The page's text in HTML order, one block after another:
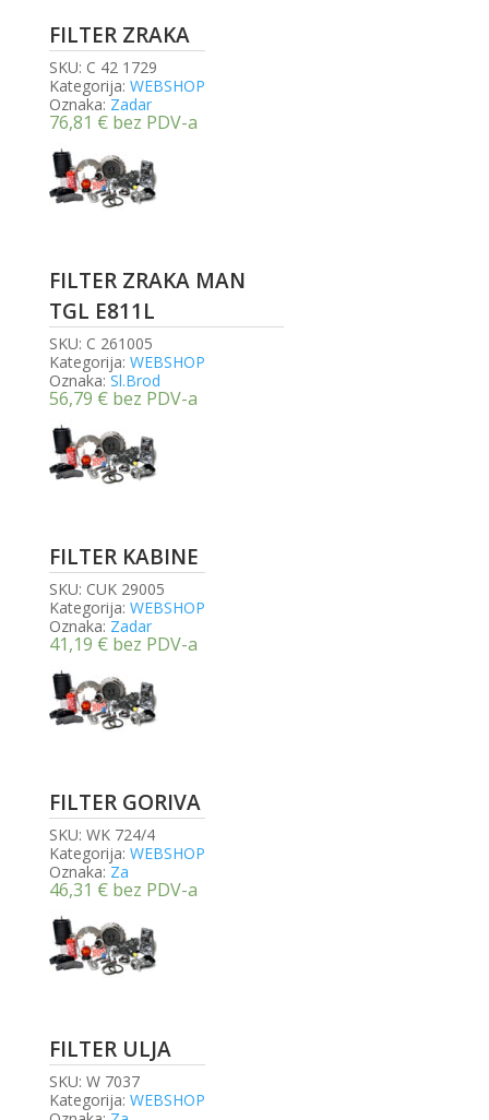
FILTER ZRAKA
SKU: C 42 1729
Kategorija: WEBSHOP
Oznaka: Zadar
76,81 € bez PDV-a
FILTER ZRAKA MAN
TGL E811L
SKU: C 261005
Kategorija: WEBSHOP
Oznaka: Sl.Brod
56,79 € bez PDV-a
FILTER KABINE
SKU: CUK 29005
Kategorija: WEBSHOP
Oznaka: Zadar
41,19 € bez PDV-a
FILTER GORIVA
SKU: WK 724/4
Kategorija: WEBSHOP
Oznaka: Za
46,31 € bez PDV-a
FILTER ULJA
SKU: W 7037
Kategorija: WEBSHOP